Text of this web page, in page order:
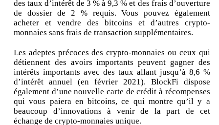
des taux d’intérêt de 3 % à 9,3 % et des frais d’ouverture
de dossier de 2 % requis. Vous pouvez également
acheter et vendre des bitcoins et d’autres crypto-
monnaies sans frais de transaction supplémentaires.
Les adeptes précoces des crypto-monnaies ou ceux qui
détiennent des avoirs importants peuvent gagner des
intérêts importants avec des taux allant jusqu’à 8,6 %
d’intérêt annuel (en février 2021). BlockFi dispose
également d’une nouvelle carte de crédit à récompenses
qui vous paiera en bitcoins, ce qui montre qu’il y a
beaucoup d’innovations à venir de la part de cet
échange de crypto-monnaies unique.